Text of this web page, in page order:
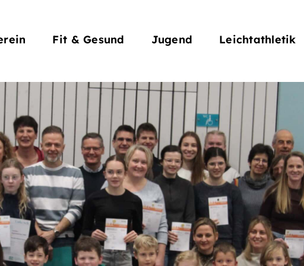
Fit & Gesund Jugend Leichtathletik